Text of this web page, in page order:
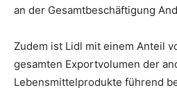
an der Gesamtbeschäftigung
Zudem ist Lidl mit einem Anteil
gesamten Exportvolumen der
Lebensmittelprodukte führend